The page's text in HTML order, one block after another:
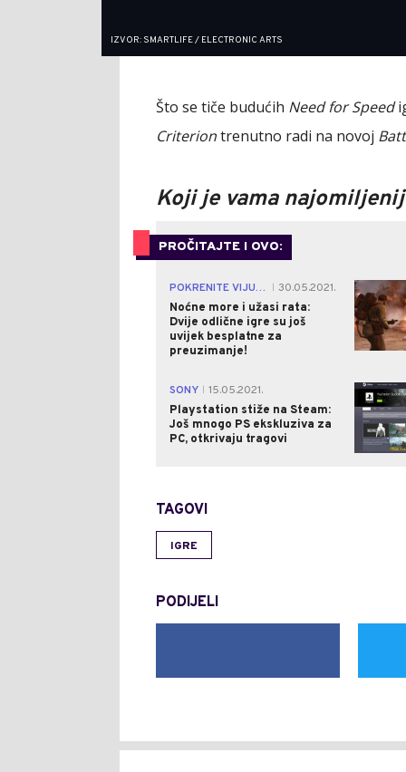
IZVOR: SMARTLIFE / ELECTRONIC ARTS
Što se tiče budućih Need for Speed
Criteriontrenutno radi na novoj
Koji je vama
PROČITAJTE I OVO:
POKRENITE VIJUGE
30.05.2021.
Noćne more i užasi rata:
Dvije odlične igre su još
uvijek besplatne za
preuzimanje!
SONY
15.05.2021.
Playstation stiže na Steam:
Još mnogo PS ekskluziva za
PC, otkrivaju tragovi
TAGOVI
IGRE
PODIJELI